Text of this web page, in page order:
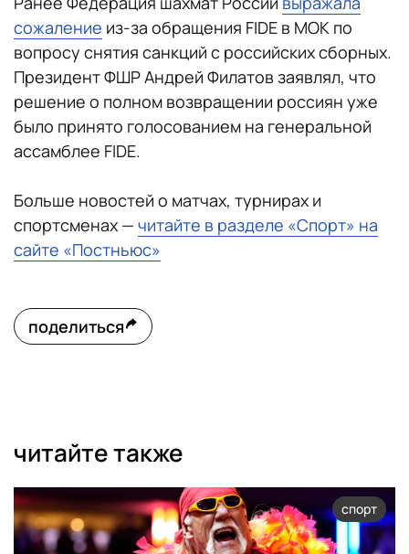
сожаление из-за обращения FIDE в МОК по
вопросу снятия санкций с российских сборных.
Президент ФШР Андрей Филатов заявлял, что
решение о полном возвращении россиян уже
было принято голосованием на генеральной
ассамблее FIDE.
Больше новостей о матчах, турнирах и
спортсменах — читайте в разделе «Спорт» на
сайте «Постньюс»
поделиться
читайте также
спорт